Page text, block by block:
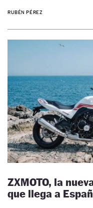
RUBÉN PÉREZ
ZXMOTO, la
que llega a